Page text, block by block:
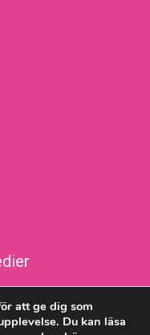
att ge dig som
Du kan läsa